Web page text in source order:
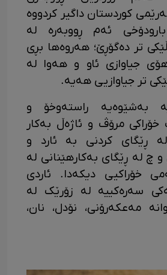
کوردستان داگیر کردووە
ئەم ڕووبەرە لە
تر دەگۆڕێ؛ هەروەها بڕی
جیاوازی ئاو و هەوا لە
تر جیاوازیی هەیە.
بەشێوەیە راستەوخۆ و
خۆراکی مرۆڤ و ئاژەڵ بەکار
ڕێگای کردنی بە ئارد و
چ لە ڕێگای بەکارهێنانی لە
خۆراکیی دیکەدا. ئاردی
سەرەکییە لە زۆرێک لە
مەعکەرۆنی، نۆدل، نان،